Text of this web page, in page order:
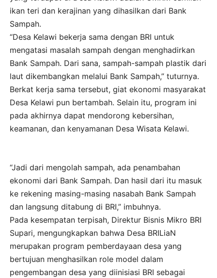
ikan teri dan kerajinan yang dihasilkan dari Bank
Sampah.
“Desa Kelawi bekerja sama dengan BRI untuk
mengatasi masalah sampah dengan menghadirkan
Bank Sampah. Dari sana, sampah-sampah plastik dari
laut dikembangkan melalui Bank Sampah,” tuturnya.
Berkat kerja sama tersebut, giat ekonomi masyarakat
Desa Kelawi pun bertambah. Selain itu, program ini
pada akhirnya dapat mendorong kebersihan,
keamanan, dan kenyamanan Desa Wisata Kelawi.
“Jadi dari mengolah sampah, ada penambahan
ekonomi dari Bank Sampah. Dan hasil dari itu masuk
ke rekening masing-masing nasabah Bank Sampah
dan langsung ditabung di BRI,” imbuhnya.
Pada kesempatan terpisah, Direktur Bisnis Mikro BRI
Supari, mengungkapkan bahwa Desa BRILiaN
merupakan program pemberdayaan desa yang
bertujuan menghasilkan role model dalam
pengembangan desa yang diinisiasi BRI sebagai